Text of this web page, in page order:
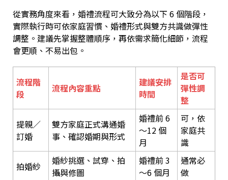
從實務角度來看，婚禮流程可大致分為以下 6 個階段，
實際執行時可依家庭習慣、婚禮形式與雙方共識做彈性
調整。建議先掌握整體順序，再依需求簡化細節，流程
會更順、不易出包。
流程階
段
流程內容重點
建議安排
時間
是否可
彈性調
整
提親／
訂婚
雙方家庭正式溝通婚
事、確認婚期與形式
婚禮前 6
～12 個
月
可，依
家庭共
識
拍婚紗
婚紗挑選、試穿、拍
攝與修圖
婚禮前 3
～6 個月
通常必
做